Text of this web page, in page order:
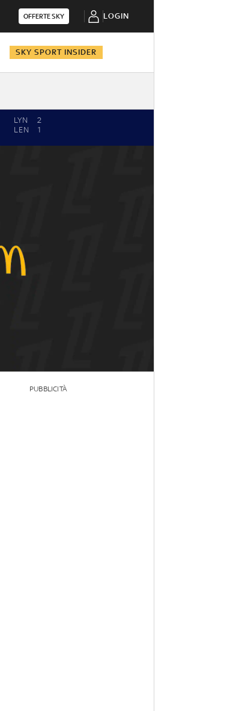
OFFERTE SKY LOGIN
SKY SPORT INSIDER
LYN
2
LEN
1
PUBBLICITÀ